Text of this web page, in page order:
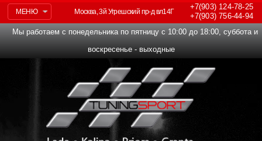
МЕНЮ
+7(903)124-78-25
+7(903)756-44-94
Москва, 3й Угрешский пр-д вл14Г
Мы работаем с понедельника по пятницу с 10:00 до 18:00, суббота и
воскресенье - выходные